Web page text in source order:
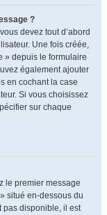
?
devez tout d’abord
Une fois créée,
» depuis le formulaire
également ajouter
en cochant la case
Si vous choisissez
sur chaque
le premier message
situé en-dessous du
pas disponible, il est